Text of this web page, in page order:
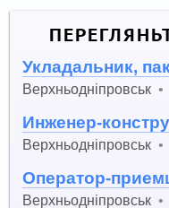
Укладальник,
Верхньодніпровськ •
Инженер-
Верхньодніпровськ •
Оператор-
Верхньодніпровськ •